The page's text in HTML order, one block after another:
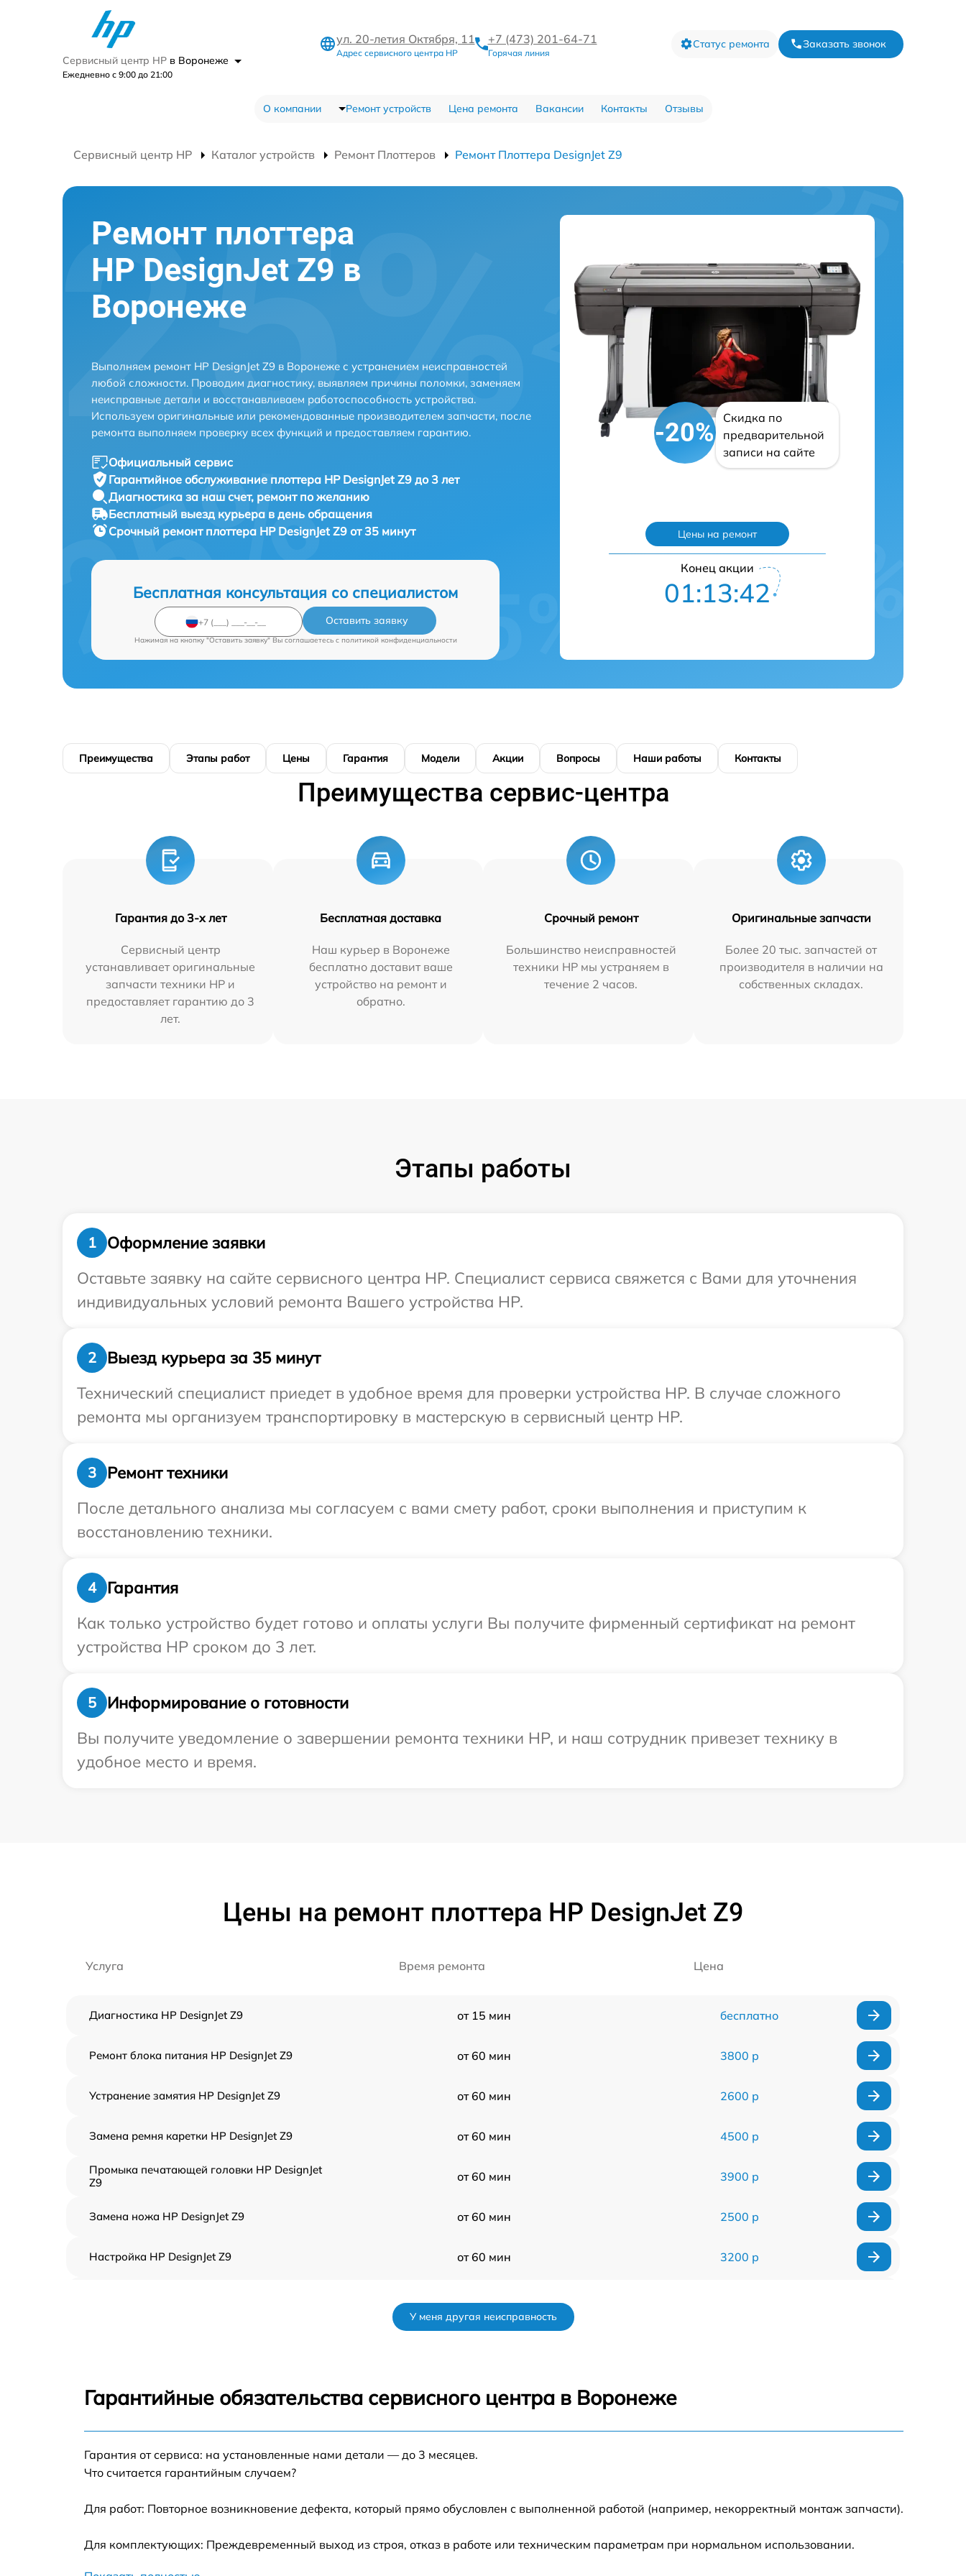
Сервисный центр HP в Воронеже
Ежедневно с 9:00 до 21:00
ул. 20-летия Октября, 11
Адрес сервисного центра HP
+7 (473) 201-64-71
Горячая линия
Статус ремонта Заказать звонок
О компании Ремонт устройств Цена ремонта Вакансии Контакты Отзывы
Сервисный центр HP Каталог устройств Ремонт Плоттеров Ремонт Плоттера DesignJet Z9
Ремонт плоттера
HP DesignJet Z9 в
Воронеже
Выполняем ремонт HP DesignJet Z9 в Воронеже с устранением неисправностей
любой сложности. Проводим диагностику, выявляем причины поломки, заменяем
неисправные детали и восстанавливаем работоспособность устройства.
Используем оригинальные или рекомендованные производителем запчасти, после
ремонта выполняем проверку всех функций и предоставляем гарантию.
Официальный сервис
Гарантийное обслуживание плоттера HP DesignJet Z9 до 3 лет
Диагностика за наш счет, ремонт по желанию
Бесплатный выезд курьера в день обращения
Срочный ремонт плоттера HP DesignJet Z9 от 35 минут
Бесплатная консультация со специалистом
Оставить заявку
Нажимая на кнопку "Оставить заявку" Вы соглашаетесь c политикой конфиденциальности
-20%
Скидка по
предварительной
записи на сайте
Цены на ремонт
Конец акции
01:13:41
Преимущества Этапы работ Цены Гарантия Модели Акции Вопросы Наши работы Контакты
Преимущества сервис-центра
Гарантия до 3-х лет
Сервисный центр
устанавливает оригинальные
запчасти техники HP и
предоставляет гарантию до 3
лет.
Бесплатная доставка
Наш курьер в Воронеже
бесплатно доставит ваше
устройство на ремонт и
обратно.
Срочный ремонт
Большинство неисправностей
техники HP мы устраняем в
течение 2 часов.
Оригинальные запчасти
Более 20 тыс. запчастей от
производителя в наличии на
собственных складах.
Этапы работы
1
Оформление заявки
Оставьте заявку на сайте сервисного центра HP. Специалист сервиса свяжется с Вами для уточнения
индивидуальных условий ремонта Вашего устройства HP.
2
Выезд курьера за 35 минут
Технический специалист приедет в удобное время для проверки устройства HP. В случае сложного
ремонта мы организуем транспортировку в мастерскую в сервисный центр HP.
3
Ремонт техники
После детального анализа мы согласуем с вами смету работ, сроки выполнения и приступим к
восстановлению техники.
4
Гарантия
Как только устройство будет готово и оплаты услуги Вы получите фирменный сертификат на ремонт
устройства HP сроком до 3 лет.
5
Информирование о готовности
Вы получите уведомление о завершении ремонта техники HP, и наш сотрудник привезет технику в
удобное место и время.
Цены на ремонт плоттера HP DesignJet Z9
Услуга Время ремонта Цена
Диагностика HP DesignJet Z9 от 15 мин бесплатно
Ремонт блока питания HP DesignJet Z9 от 60 мин 3800 р
Устранение замятия HP DesignJet Z9 от 60 мин 2600 р
Замена ремня каретки HP DesignJet Z9 от 60 мин 4500 р
Промыка печатающей головки HP DesignJet
Z9
от 60 мин 3900 р
Замена ножа HP DesignJet Z9 от 60 мин 2500 р
Настройка HP DesignJet Z9 от 60 мин 3200 р
Замена трубок HP DesignJet Z9 от 60 мин
У меня другая неисправность
Гарантийные обязательства сервисного центра в Воронеже
Гарантия от сервиса: на установленные нами детали — до 3 месяцев.
Что считается гарантийным случаем?
Для работ: Повторное возникновение дефекта, который прямо обусловлен с выполненной работой (например, некорректный монтаж запчасти).
Для комплектующих: Преждевременный выход из строя, отказ в работе или техническим параметрам при нормальном использовании.